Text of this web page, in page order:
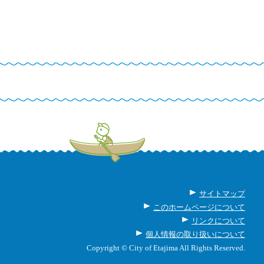
サイトマップ
このホームページについて
リンクについて
個人情報の取り扱いについて
Copyright © City of Etajima All Rights Reserved.